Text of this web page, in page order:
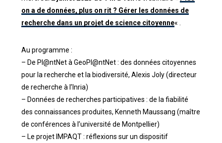
on a de données, plus on rit ? Gérer les données de
recherche dans un projet de science citoyenne« .
Au programme :
– De Pl@ntNet à GeoPl@ntNet : des données citoyennes
pour la recherche et la biodiversité, Alexis Joly (directeur
de recherche à l’Inria)
– Données de recherches participatives : de la fiabilité
des connaissances produites, Kenneth Maussang (maître
de conférences à l’université de Montpellier)
– Le projet IMPAQT : réflexions sur un dispositif